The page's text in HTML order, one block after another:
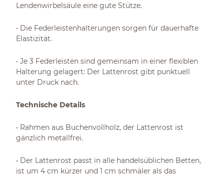
Lendenwirbelsäule eine gute Stütze.
• Die Federleistenhalterungen sorgen für dauerhafte
Elastizität.
• Je 3 Federleisten sind gemeinsam in einer flexiblen
Halterung gelagert: Der Lattenrost gibt punktuell
unter Druck nach.
Technische Details
• Rahmen aus Buchenvollholz, der Lattenrost ist
gänzlich metallfrei.
• Der Lattenrost passt in alle handelsüblichen Betten,
ist um 4 cm kürzer und 1 cm schmäler als das